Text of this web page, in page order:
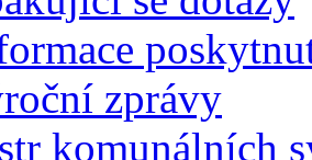
zprávy
komunálních